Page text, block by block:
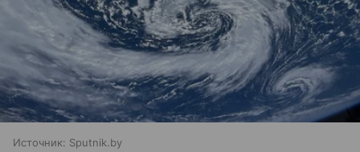
Источник: Sputnik.by